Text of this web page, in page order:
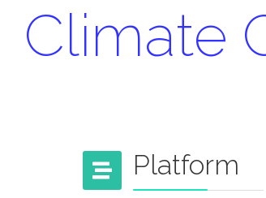
Climate
Platform